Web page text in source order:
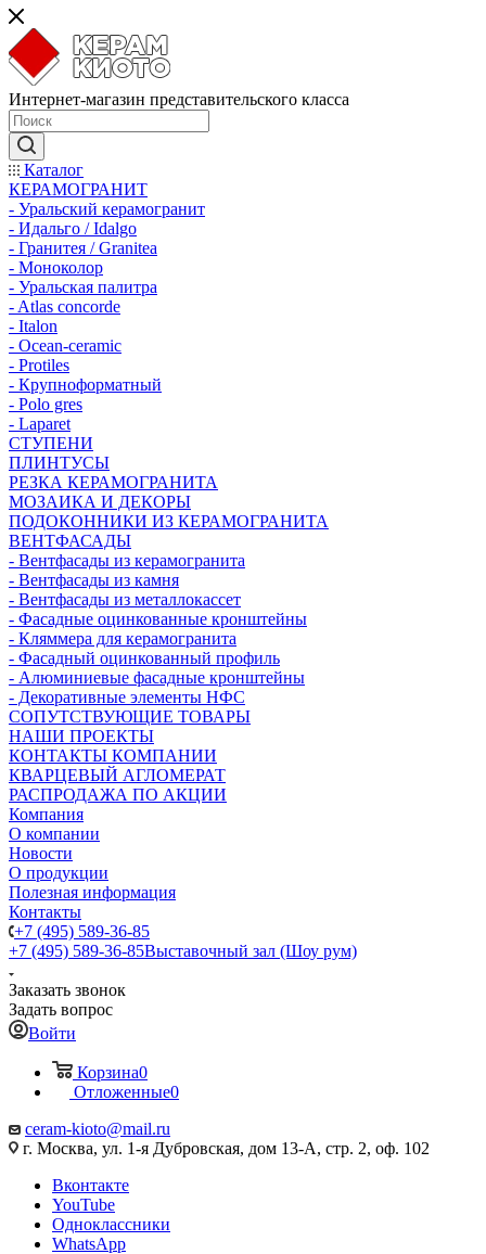
Интернет-магазин представительского класса
Каталог
КЕРАМОГРАНИТ
- Уральский керамогранит
- Идальго / Idalgo
- Гранитея / Granitea
- Моноколор
- Уральская палитра
- Atlas concorde
- Italon
- Ocean-ceramic
- Protiles
- Крупноформатный
- Polo gres
- Laparet
СТУПЕНИ
ПЛИНТУСЫ
РЕЗКА КЕРАМОГРАНИТА
МОЗАИКА И ДЕКОРЫ
ПОДОКОННИКИ ИЗ КЕРАМОГРАНИТА
ВЕНТФАСАДЫ
- Вентфасады из керамогранита
- Вентфасады из камня
- Вентфасады из металлокассет
- Фасадные оцинкованные кронштейны
- Кляммера для керамогранита
- Фасадный оцинкованный профиль
- Алюминиевые фасадные кронштейны
- Декоративные элементы НФС
СОПУТСТВУЮЩИЕ ТОВАРЫ
НАШИ ПРОЕКТЫ
КОНТАКТЫ КОМПАНИИ
КВАРЦЕВЫЙ АГЛОМЕРАТ
РАСПРОДАЖА ПО АКЦИИ
Компания
О компании
Новости
О продукции
Полезная информация
Контакты
+7 (495) 589-36-85
+7 (495) 589-36-85Выставочный зал (Шоу рум)
Заказать звонок
Задать вопрос
Войти
Корзина0
Отложенные0
ceram-kioto@mail.ru
г. Москва, ул. 1-я Дубровская, дом 13-А, стр. 2, оф. 102
Вконтакте
YouTube
Одноклассники
WhatsApp